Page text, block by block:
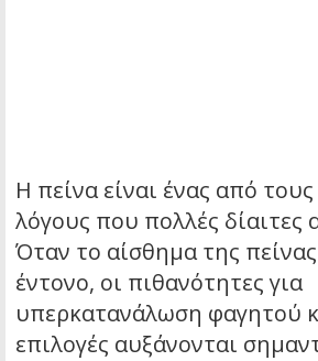
Η πείνα είναι ένας από
λόγους που πολλές δίαιτες
Όταν το αίσθημα της πείνας
έντονο, οι πιθανότητες για
υπερκατανάλωση φαγητού
επιλογές αυξάνονται